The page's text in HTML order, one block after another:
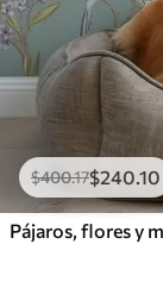
$400.17$240.10